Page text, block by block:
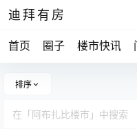
迪拜有房
首页 圈子 楼市快讯
排序